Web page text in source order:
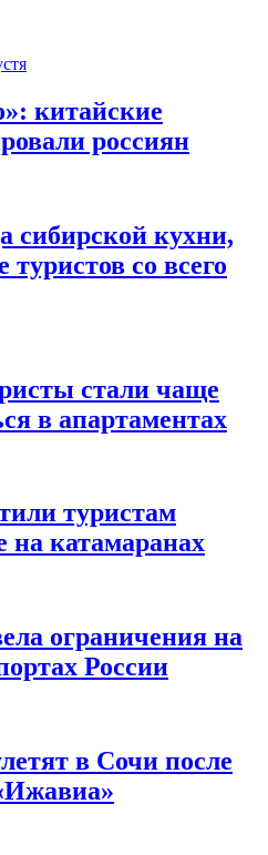
китайские
россиян
сибирской кухни,
со всего
стали чаще
в апартаментах
туристам
на катамаранах
ограничения на
России
в Сочи после